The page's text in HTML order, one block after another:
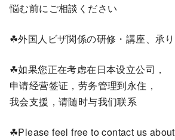
悩む前にご相談ください
☘外国人ビザ関係の研修・講座、承
☘如果您正在考虑在日本设立公司，
申请经营签证，劳务管理到永住，
我会支援，请随时与我们联系
☘Please feel free to contact us